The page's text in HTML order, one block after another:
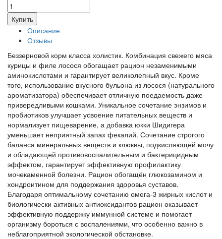
Описание
Отзывы
Беззерновой корм класса холистик. Комбинация свежего мяса
курицы и филе лосося обогащает рацион незаменимыми
аминокислотами и гарантирует великолепный вкус. Кроме
того, использование вкусного бульона из лосося (натурального
ароматизатора) обеспечивает отличную поедаемость даже
привередливыми кошками. Уникальное сочетание энзимов и
пробиотиков улучшает усвоение питательных веществ и
нормализует пищеварение, а добавка юкки Шидигера
уменьшает неприятный запах фекалий. Сочетание строгого
баланса минеральных веществ и клюквы, подкисляющей мочу
и обладающей противовоспалительным и бактерицидным
эффектом, гарантирует эффективную профилактику
мочекаменной болезни. Рацион обогащён глюкозамином и
хондроитином для поддержания здоровья суставов.
Благодаря оптимальному сочетанию омега-3 жирных кислот и
биологически активных антиоксидантов рацион оказывает
эффективную поддержку иммунной системе и помогает
организму бороться с воспалениями, что особенно важно в
неблагоприятной экологической обстановке.